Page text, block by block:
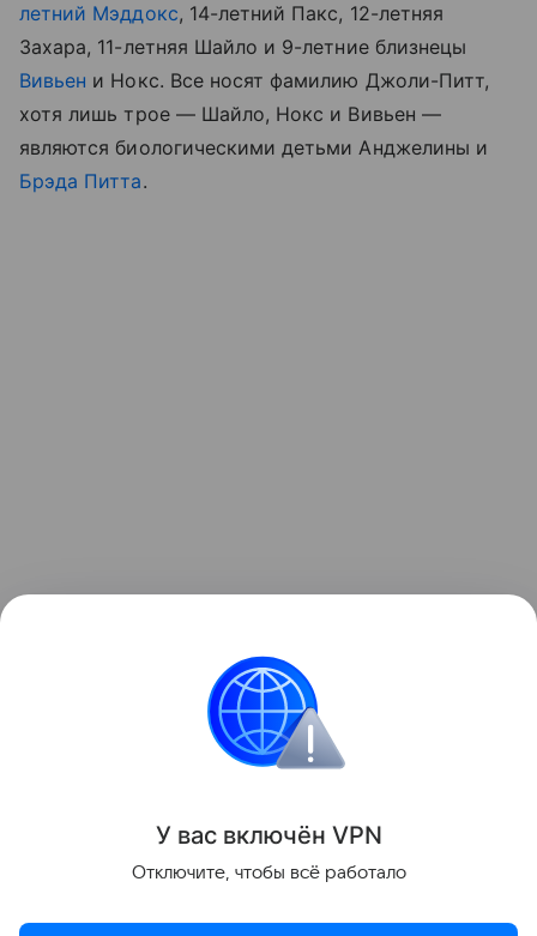
летний Мэддокс, 14-летний Пакс, 12-летняя
Захара, 11-летняя Шайло и 9-летние близнецы
Вивьен и Нокс. Все носят фамилию Джоли-Питт,
хотя лишь трое — Шайло, Нокс и Вивьен —
являются биологическими детьми Анджелины и
Брэда Питта.
12 звезд — многодетных мам и
Поделиться
У вас включён VPN
Отключите, чтобы всё работало